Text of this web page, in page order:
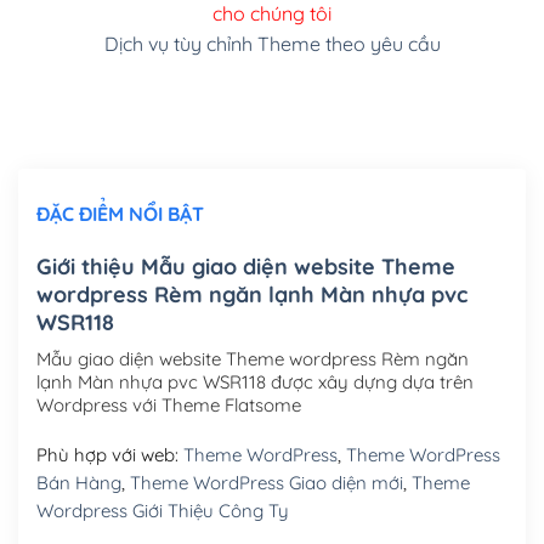
Cài đặt SMTP Mail cho site Wordpress(+100,000₫)
Mua thêm Host + Tên miền
Tên miền quốc tế .com .net .org (1 năm)
Tên miền Việt Nam .vn (1 năm)(+550,000₫)
Hosting 2GB SSD (1 năm) (+450,000₫)
Hosting 3GB SSD (1 năm)(+550,000₫)
Hosting 5GB SSD (1 năm) (+650,000₫)
Hosting 8GB SSD (1 năm) (+950,000₫)
cho chúng tôi
Dịch vụ tùy chỉnh Theme theo yêu cầu
ĐẶC ĐIỂM NỔI BẬT
Giới thiệu Mẫu giao diện website Theme
wordpress Rèm ngăn lạnh Màn nhựa pvc
WSR118
Mẫu giao diện website Theme wordpress Rèm ngăn
lạnh Màn nhựa pvc WSR118 được xây dựng dựa trên
Wordpress với Theme Flatsome
Phù hợp với web: Theme WordPress, Theme WordPress
Bán Hàng, Theme WordPress Giao diện mới, Theme
Wordpress Giới Thiệu Công Ty